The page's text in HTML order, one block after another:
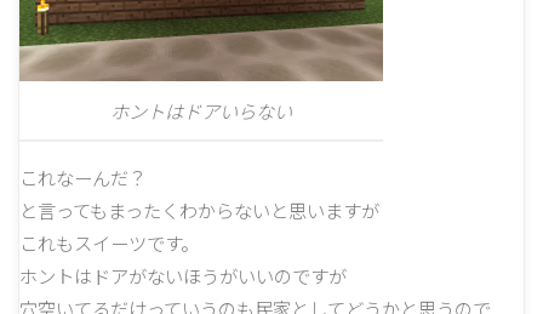
ホントはドアいらない
これなーんだ？
と言ってもまったくわからないと思いますが
これもスイーツです。
ホントはドアがないほうがいいのですが
穴空いてるだけっていうのも民家としてどうかと思うので